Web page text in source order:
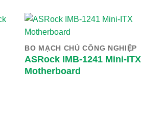
BO MẠCH CHỦ CÔNG NGHIỆP
ASRock IMB-1241 Mini-ITX
Motherboard